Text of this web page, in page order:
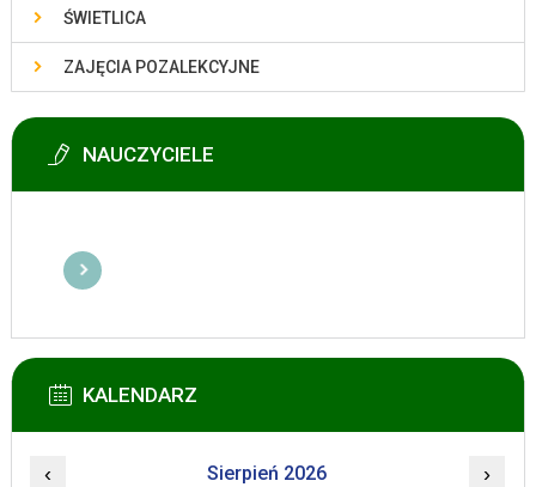
ŚWIETLICA
ZAJĘCIA POZALEKCYJNE
NAUCZYCIELE
KALENDARZ
‹ Sierpień 2026 ›